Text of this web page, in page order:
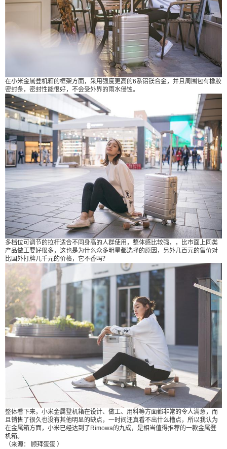
在小米金属登机箱的框架方面，采用强度更高的6系铝镁合金，并且周围包有橡胶
密封条，密封性能很好，不会受外界的雨水侵蚀。
多档位可调节的拉杆适合不同身高的人群使用，整体感比较强，，比市面上同类
产品做工要好很多，这也是为什么众多明星都选择的原因，另外几百元的售价对
比国外打牌几千元的价格，它不香吗？
整体看下来，小米金属登机箱在设计、做工、用料等方面都非常的令人满意，而
且销售了很久也没有其他明显的缺点，一时间还真看不出什么槽点，所以我认为
在金属箱方面，小米已经达到了Rimowa的九成，是相当值得推荐的一款金属登
机箱。
（来源： 顾拜蛋蛋 ）
给Nancy打赏
2 5 元 10 元
50 元 自定义
立刻支付
付费内容
¥
立刻支付
6位以上
6位以上
忘记密码？ 找回